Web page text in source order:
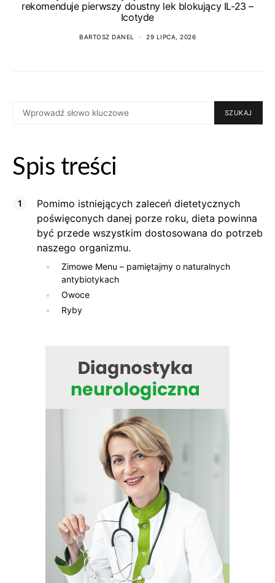
rekomenduje pierwszy doustny lek blokujący IL-23 –
Icotyde
BARTOSZ DANEL 29 LIPCA, 2026
FOR:
SZUKAJ
Spis treści
Pomimo istniejących zaleceń dietetycznych
poświęconych danej porze roku, dieta powinna
być przede wszystkim dostosowana do potrzeb
naszego organizmu.
Zimowe Menu – pamiętajmy o naturalnych
antybiotykach
Owoce
Ryby